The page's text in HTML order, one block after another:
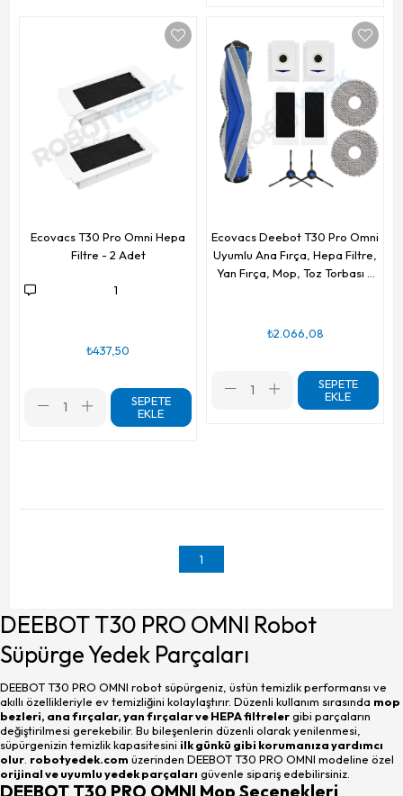
Ecovacs T30 Pro Omni Hepa
Filtre - 2 Adet
1
₺437,50
SEPETE
EKLE
Ecovacs Deebot T30 Pro Omni
Uyumlu Ana Fırça, Hepa Filtre,
Yan Fırça, Mop, Toz Torbası 9
₺2.066,08
SEPETE
EKLE
1
DEEBOT T30 PRO OMNI Robot
Süpürge Yedek Parçaları
DEEBOT T30 PRO OMNI robot süpürgeniz, üstün temizlik performansı ve
akıllı özellikleriyle ev temizliğini kolaylaştırır. Düzenli kullanım sırasında mop
bezleri, ana fırçalar, yan fırçalar ve HEPA filtrelergibi parçaların
değiştirilmesi gerekebilir. Bu bileşenlerin düzenli olarak yenilenmesi,
süpürgenizin temizlik kapasitesini ilk günkü gibi korumanıza yardımcı
olur. robotyedek.com üzerinden DEEBOT T30 PRO OMNI modeline özel
orijinal ve uyumlu yedek parçaları güvenle sipariş edebilirsiniz.